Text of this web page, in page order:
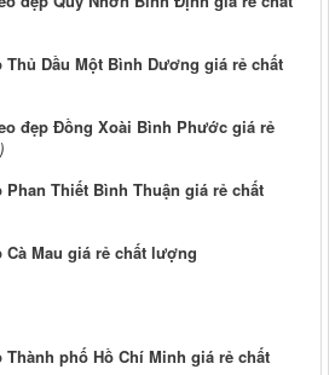
Dầu Một Bình Dương giá rẻ chất
đẹp Đồng Xoài Bình Phước giá rẻ
Thiết Bình Thuận giá rẻ chất
Mau giá rẻ chất lượng
phố Hồ Chí Minh giá rẻ chất